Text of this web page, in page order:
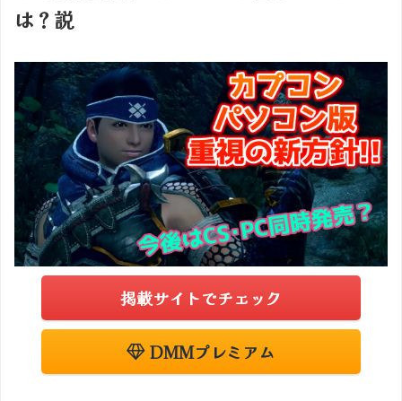
は？説
掲載サイトでチェック
DMMプレミアム